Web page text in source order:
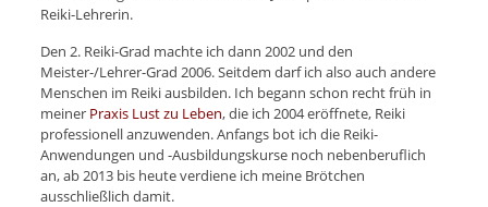
Reiki-Lehrerin.
Den 2. Reiki-Grad machte ich dann 2002 und den
Meister-/Lehrer-Grad 2006. Seitdem darf ich also auch andere
Menschen im Reiki ausbilden. Ich begann schon recht früh in
meiner Praxis Lust zu Leben, die ich 2004 eröffnete, Reiki
professionell anzuwenden. Anfangs bot ich die Reiki-
Anwendungen und -Ausbildungskurse noch nebenberuflich
an, ab 2013 bis heute verdiene ich meine Brötchen
ausschließlich damit.